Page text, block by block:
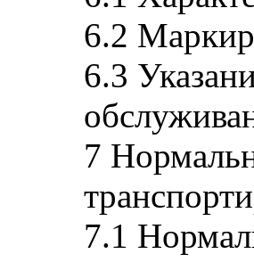
6.2
6.3
7
7.1